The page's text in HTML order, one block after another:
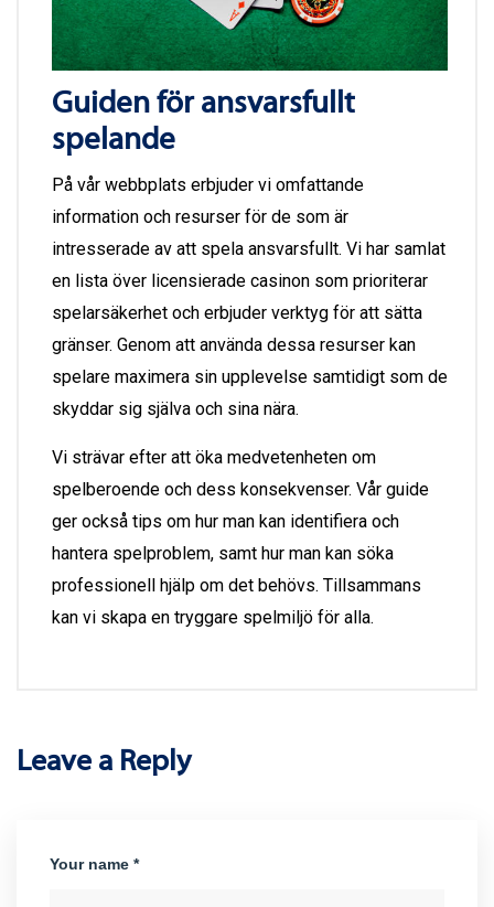
Guiden för ansvarsfullt
spelande
På vår webbplats erbjuder vi omfattande
information och resurser för de som är
intresserade av att spela ansvarsfullt. Vi har samlat
en lista över licensierade casinon som prioriterar
spelarsäkerhet och erbjuder verktyg för att sätta
gränser. Genom att använda dessa resurser kan
spelare maximera sin upplevelse samtidigt som de
skyddar sig själva och sina nära.
Vi strävar efter att öka medvetenheten om
spelberoende och dess konsekvenser. Vår guide
ger också tips om hur man kan identifiera och
hantera spelproblem, samt hur man kan söka
professionell hjälp om det behövs. Tillsammans
kan vi skapa en tryggare spelmiljö för alla.
Leave a Reply
Your name *